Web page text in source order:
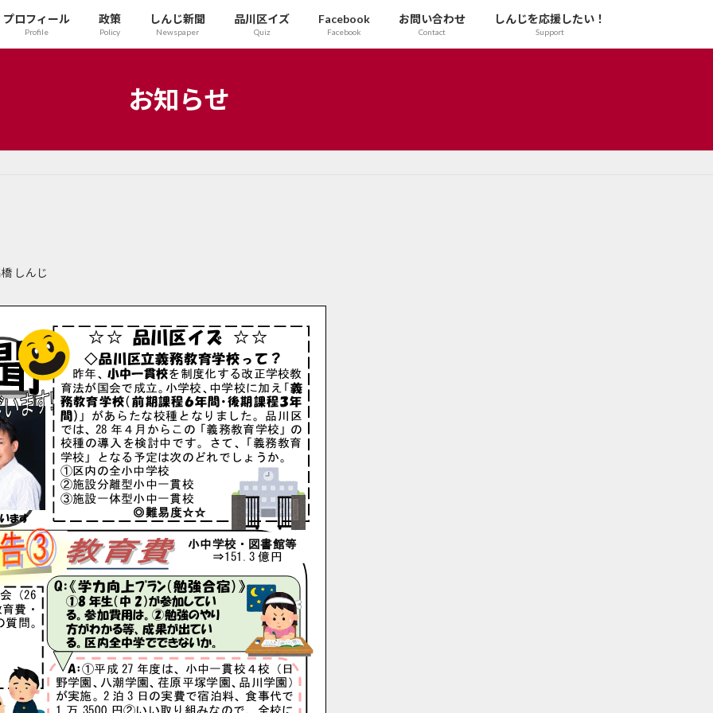
プロフィール
Profile
政策
Policy
しんじ新聞
Newspaper
品川区イズ
Quiz
Facebook
Facebook
お問い合わせ
Contact
しんじを応援したい！
Support
お知らせ
しんじ